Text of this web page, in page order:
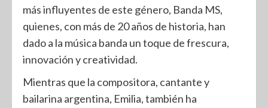
más influyentes de este género, Banda MS,
quienes, con más de 20 años de historia, han
dado a la música banda un toque de frescura,
innovación y creatividad.
Mientras que la compositora, cantante y
bailarina argentina, Emilia, también ha